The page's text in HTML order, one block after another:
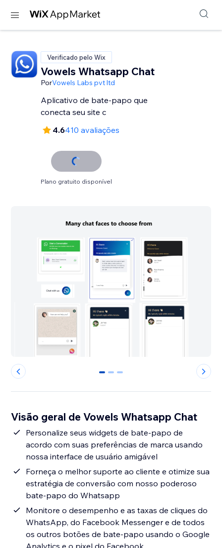
Verificado pelo Wix
Vowels Whatsapp Chat
PorVowels Labs pvt ltd
Aplicativo de bate-papo que
conecta seu site c
4.6410 avaliações
Plano gratuito disponível
0 1 2
Visão geral de Vowels Whatsapp Chat
Personalize seus widgets de bate-papo de
acordo com suas preferências de marca usando
nossa interface de usuário amigável
Forneça o melhor suporte ao cliente e otimize sua
estratégia de conversão com nosso poderoso
bate-papo do Whatsapp
Monitore o desempenho e as taxas de cliques do
WhatsApp, do Facebook Messenger e de todos
os outros botões de bate-papo usando o Google